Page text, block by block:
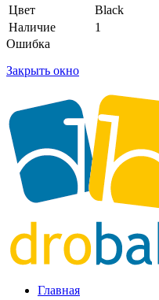
Цвет
Black
Наличие
1
Ошибка
Закрыть окно
Главная